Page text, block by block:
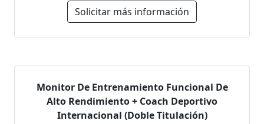
Solicitar más información
Monitor De Entrenamiento Funcional De
Alto Rendimiento + Coach Deportivo
Internacional (Doble Titulación)